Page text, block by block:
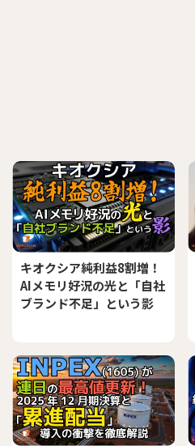
キオクシア純利益8割増！
AIメモリ好況の光と「自社
ブランド不足」という影